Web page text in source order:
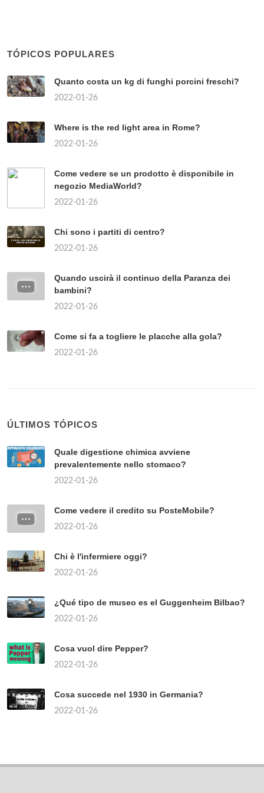
TÓPICOS POPULARES
Quanto costa un kg di funghi porcini freschi?
2022-01-26
Where is the red light area in Rome?
2022-01-26
Come vedere se un prodotto è disponibile in
negozio MediaWorld?
2022-01-26
Chi sono i partiti di centro?
2022-01-26
Quando uscirà il continuo della Paranza dei
bambini?
2022-01-26
Come si fa a togliere le placche alla gola?
2022-01-26
ÚLTIMOS TÓPICOS
Quale digestione chimica avviene
prevalentemente nello stomaco?
2022-01-26
Come vedere il credito su PosteMobile?
2022-01-26
Chi è l'infermiere oggi?
2022-01-26
¿Qué tipo de museo es el Guggenheim Bilbao?
2022-01-26
Cosa vuol dire Pepper?
2022-01-26
Cosa succede nel 1930 in Germania?
2022-01-26